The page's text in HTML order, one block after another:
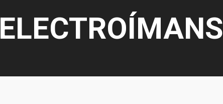
ELECTROÍMANS